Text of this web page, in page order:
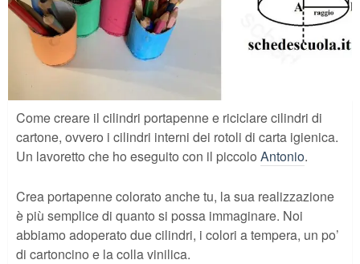
Come creare il cilindri portapenne e riciclare cilindri di
cartone, ovvero i cilindri interni dei rotoli di carta igienica.
Un lavoretto che ho eseguito con il piccolo Antonio.
Crea portapenne colorato anche tu, la sua realizzazione
è più semplice di quanto si possa immaginare. Noi
abbiamo adoperato due cilindri, i colori a tempera, un po’
di cartoncino e la colla vinilica.